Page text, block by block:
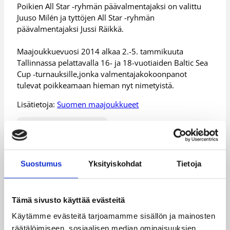
Suostumus Yksityiskohdat Tietoja
Tämä sivusto käyttää evästeitä
Käytämme evästeitä tarjoamamme sisällön ja mainosten
Poikien All Star -ryhmän päävalmentajaksi on valittu
Juuso Milén ja tyttöjen All Star -ryhmän
päävalmentajaksi Jussi Räikkä.
Maajoukkuevuosi 2014 alkaa 2.-5. tammikuuta
Tallinnassa pelattavalla 16- ja 18-vuotiaiden Baltic Sea
Cup -turnauksille,jonka valmentajakokoonpanot
tulevat poikkeamaan hieman nyt nimetyistä.
Lisätietoja:Suomen maajoukkueet
Päivitetty
Henkilöt
Antti Koskelainen
Ari Tammivaara
Arttu Mannelin
Daniel Jansson